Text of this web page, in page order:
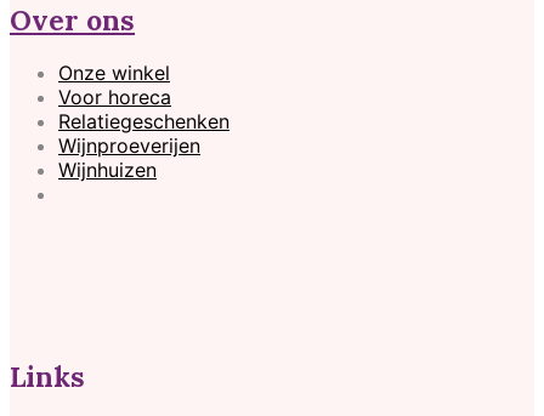
Over ons
Onze winkel
Voor horeca
Relatiegeschenken
Wijnproeverijen
Wijnhuizen
Links